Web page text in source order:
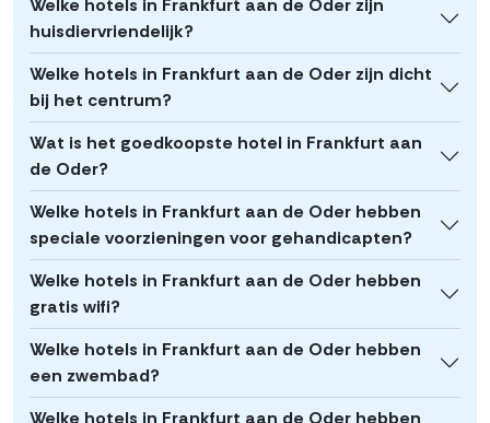
Welke hotels in Frankfurt aan de Oder zijn
huisdiervriendelijk?
Welke hotels in Frankfurt aan de Oder zijn dicht
bij het centrum?
Wat is het goedkoopste hotel in Frankfurt aan
de Oder?
Welke hotels in Frankfurt aan de Oder hebben
speciale voorzieningen voor gehandicapten?
Welke hotels in Frankfurt aan de Oder hebben
gratis wifi?
Welke hotels in Frankfurt aan de Oder hebben
een zwembad?